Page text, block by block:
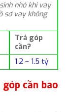
nhỏ khi vay
sơ vay không
Trả góp
cần?
1.2 – 1.5 tỷ
cần bao